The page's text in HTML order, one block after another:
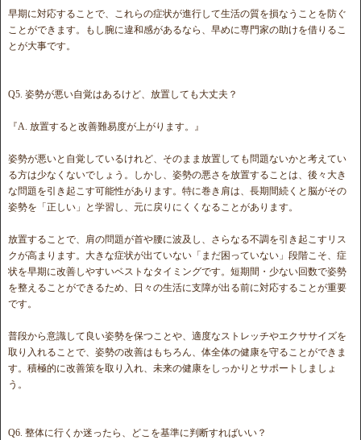
早期に対応することで、これらの症状が進行して生活の質を損なうことを防ぐ
ことができます。もし腕に違和感があるなら、早めに専門家の助けを借りるこ
とが大事です。
Q5. 姿勢が悪い自覚はあるけど、放置しても大丈夫？
『A. 放置すると改善難易度が上がります。』
姿勢が悪いと自覚しているけれど、そのまま放置しても問題ないかと考えてい
る方は少なくないでしょう。しかし、姿勢の悪さを放置することは、後々大き
な問題を引き起こす可能性があります。特に巻き肩は、長期間続くと脳がその
姿勢を「正しい」と学習し、元に戻りにくくなることがあります。
放置することで、肩の問題が首や腰に波及し、さらなる不調を引き起こすリス
クが高まります。大きな症状が出ていない「まだ困っていない」段階こそ、症
状を早期に改善しやすいベストなタイミングです。短期間・少ない回数で姿勢
を整えることができるため、日々の生活に支障が出る前に対応することが重要
です。
普段から意識して良い姿勢を保つことや、適度なストレッチやエクササイズを
取り入れることで、姿勢の改善はもちろん、体全体の健康を守ることができま
す。積極的に改善策を取り入れ、未来の健康をしっかりとサポートしましょ
う。
Q6. 整体に行くか迷ったら、どこを基準に判断すればいい？